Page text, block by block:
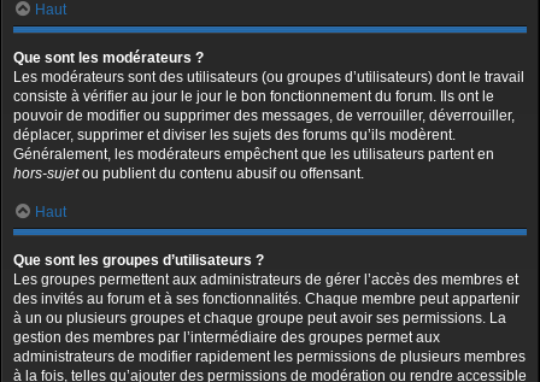
Haut
Que sont les modérateurs ?
Les modérateurs sont des utilisateurs (ou groupes d’utilisateurs) dont le travail
consiste à vérifier au jour le jour le bon fonctionnement du forum. Ils ont le
pouvoir de modifier ou supprimer des messages, de verrouiller, déverrouiller,
déplacer, supprimer et diviser les sujets des forums qu’ils modèrent.
Généralement, les modérateurs empêchent que les utilisateurs partent en
hors-sujetou publient du contenu abusif ou offensant.
Haut
Que sont les groupes d’utilisateurs ?
Les groupes permettent aux administrateurs de gérer l’accès des membres et
des invités au forum et à ses fonctionnalités. Chaque membre peut appartenir
à un ou plusieurs groupes et chaque groupe peut avoir ses permissions. La
gestion des membres par l’intermédiaire des groupes permet aux
administrateurs de modifier rapidement les permissions de plusieurs membres
à la fois, telles qu’ajouter des permissions de modération ou rendre accessible